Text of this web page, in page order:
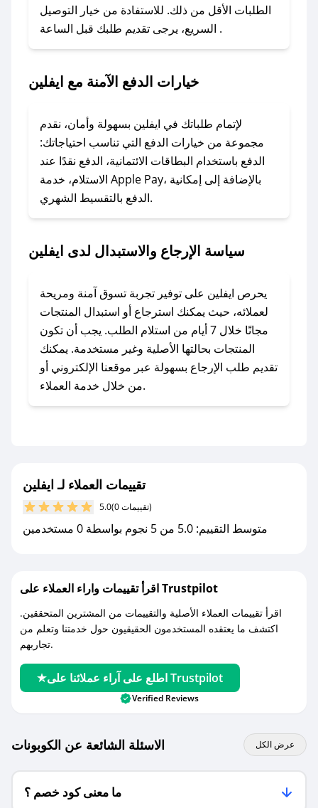
### كيفية استخدام كود خصم ايفلين؟
1. انسخ كود الخصم من تطبيق صحصح.
2. الصقه في خانة الدفع عند التسوق من ايفلين.
### ماذا أفعل إذا لم يعمل كود الخصم؟
الرسائل الخاصة على تويتر أو البريد الإلكتروني،
وسنقوم بحل المشكلة في أسرع وقت ممكن.
### ماذا أفعل إذا لم أجد كود خصم لمتجري
المفضل؟
في حال عدم توفر كوبونات لمتجرك المفضل، يمكنك
أسرع وقت ممكن.
### كيف تحصل على كوبونات خصم حصرية من
ايفلين؟
للحصول على كوبونات وخصومات حصرية، قم بما
يلي:
- اضغط على أيقونة متابعة لمتجر ايفلين في تطبيق
صحصح.
مع صحصح، تسوق بذكاء ووفّر على كل مشترياتك مع
الطلبات الأقل من ذلك. للاستفادة من خيار التوصيل
السريع، يرجى تقديم طلبك قبل الساعة .
خيارات الدفع الآمنة مع ايفلين
لإتمام طلباتك في ايفلين بسهولة وأمان، نقدم
مجموعة من خيارات الدفع التي تناسب احتياجاتك:
الدفع باستخدام البطاقات الائتمانية، الدفع نقدًا عند
الاستلام، خدمة Apple Pay، بالإضافة إلى إمكانية
الدفع بالتقسيط الشهري.
سياسة الإرجاع والاستبدال لدى ايفلين
يحرص ايفلين على توفير تجربة تسوق آمنة ومريحة
لعملائه، حيث يمكنك استرجاع أو استبدال المنتجات
مجانًا خلال 7 أيام من استلام الطلب. يجب أن تكون
المنتجات بحالتها الأصلية وغير مستخدمة. يمكنك
تقديم طلب الإرجاع بسهولة عبر موقعنا الإلكتروني أو
من خلال خدمة العملاء.
تقييمات العملاء لـ ايفلين
5.0 (0 تقييمات)
متوسط التقييم: 5.0 من 5 نجوم بواسطة 0 مستخدمين
اقرأ تقييمات واراء العملاء على Trustpilot
اقرأ تقييمات العملاء الأصلية والتقييمات من المشترين المتحققين.
اكتشف ما يعتقده المستخدمون الحقيقيون حول خدمتنا وتعلم من
تجاربهم.
اطلع على آراء عملائنا على Trustpilot
Verified Reviews
الاسئلة الشائعة عن الكوبونات عرض الكل
ما معنى كود خصم ؟